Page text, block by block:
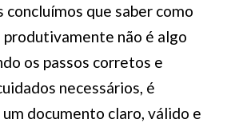
concluímos que saber como
produtivamente não é algo
os passos corretos e
necessários, é
documento claro, válido e